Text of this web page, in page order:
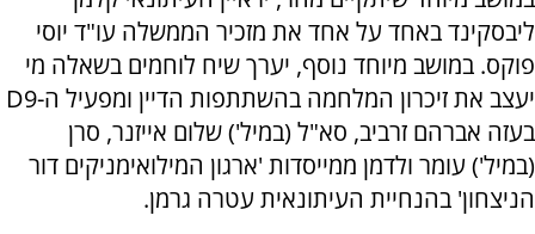
ליבסקינד באחד על אחד את מזכיר הממשלה עו"ד יוסי
פוקס. במושב מיוחד נוסף, יערך שיח לוחמים בשאלה מי
יעצב את זיכרון המלחמה בהשתתפות הדיין ומפעיל ה-D9
בעזה אברהם זרביב, סא"ל (במיל') שלום אייזנר, סרן
(במיל') עומר ולדמן ממייסדות 'ארגון המילואימניקים דור
הניצחון' בהנחיית העיתונאית עטרה גרמן.